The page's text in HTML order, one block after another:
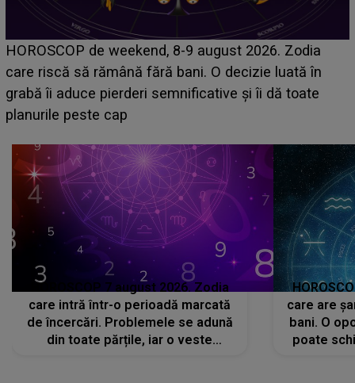
Emanuel a ținut ACEST DETALIU ASCUNS până
acum! În fața Alexandrei, concurentul din Casa Iubirii
face o MĂRTURISIRE NEAȘTEPTATĂ despre mama
sa: "I-am spus și ei în față, eu nu te iubesc pentru
HOROSCOP 7 august 2026. Zodia
care intră într-o perioadă marcată
de încercări. Problemele se adună
din toate părțile, iar o veste
care are
bani. O
poate